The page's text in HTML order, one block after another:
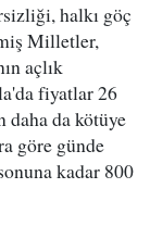
halkı göç
Milletler,
açlık
fiyatlar 26
daha da kötüye
göre günde
kadar 800